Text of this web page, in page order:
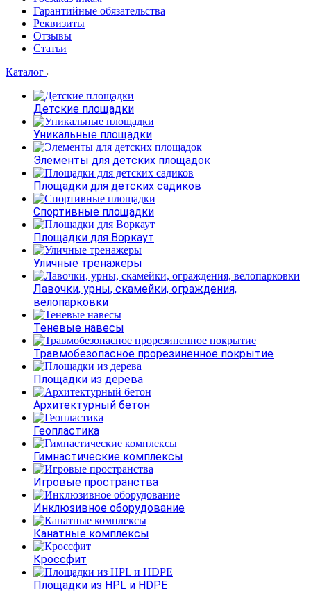
Гарантийные обязательства
Реквизиты
Отзывы
Статьи
Каталог
Детские площадки
Уникальные площадки
Элементы для детских площадок
Площадки для детских садиков
Спортивные площадки
Площадки для Воркаут
Уличные тренажеры
Лавочки, урны, скамейки, ограждения,
велопарковки
Теневые навесы
Травмобезопасное прорезиненное покрытие
Площадки из дерева
Архитектурный бетон
Геопластика
Гимнастические комплексы
Игровые пространства
Инклюзивное оборудование
Канатные комплексы
Кроссфит
Площадки из HPL и HDPE